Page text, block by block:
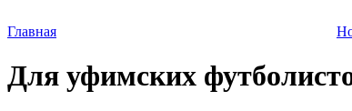
Главная
Для уфимских